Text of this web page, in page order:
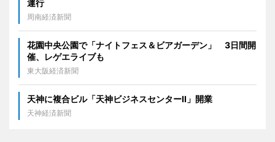
運行
周南経済新聞
花園中央公園で「ナイトフェス＆ビアガーデン」 3日間開
催、レゲエライブも
東大阪経済新聞
天神に複合ビル「天神ビジネスセンターII」開業
天神経済新聞